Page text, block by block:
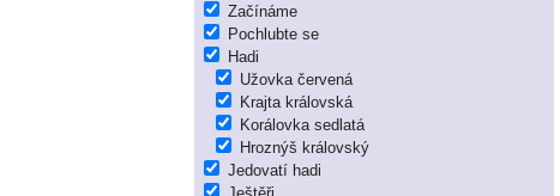
Začínáme
Pochlubte se
Hadi
Užovka červená
Krajta královská
Korálovka sedlatá
Hroznýš královský
Jedovatí hadi